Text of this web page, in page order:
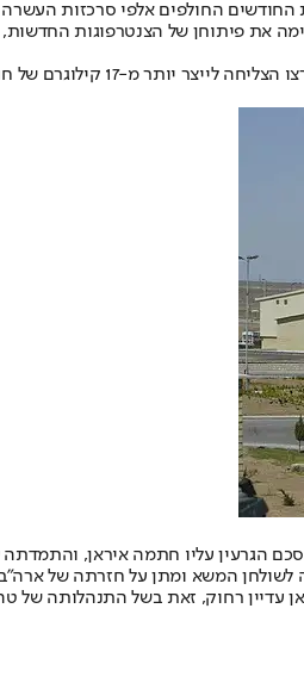
החודשים החולפים אלפי סרכזות
הן הפרה בוטה של הסכם הגרעין עליו
לשולחן המשא ומתן על חזרתה של
עדיין רחוק, זאת בשל התנהלותה